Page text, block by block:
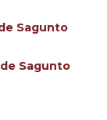
Sagunto
de Sagunto